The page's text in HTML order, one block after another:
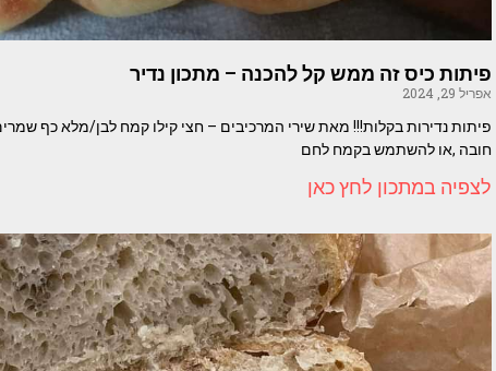
פיתות כיס זה ממש קל להכנה – מתכון נדיר
אפריל 29, 2024
פיתות נדירות בקלות!!! מאת שירי המרכיבים – חצי קילו קמח לבן/מלא כף
חובה ,או להשתמש בקמח לחם
לצפיה במתכון לחץ כאן